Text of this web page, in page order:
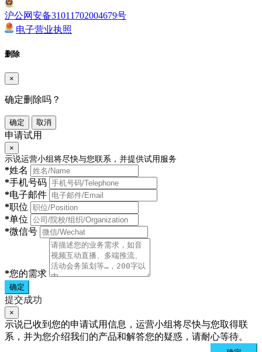
沪公网安备31011702004679号
电子营业执照
删除
×
确定删除吗？
确定 取消
申请试用
×
示说运营小组将尽快与您联系，并提供试用服务
*姓名
*手机号码
*电子邮件
*职位
*单位
*微信号
*您的需求
确定
提交成功
×
示说已收到您的申请试用信息，运营小组将尽快与您取得联
系，并为您介绍我们的产品和解答您的疑惑，请耐心等待。